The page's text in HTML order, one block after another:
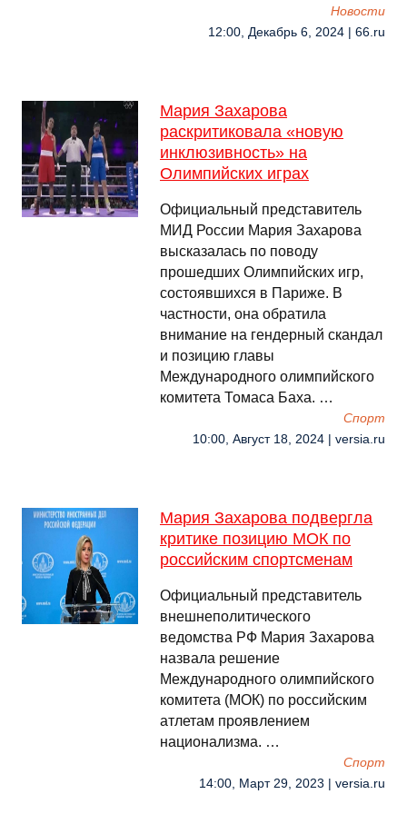
Новости
12:00, Декабрь 6, 2024 | 66.ru
Мария Захарова
раскритиковала «новую
инклюзивность» на
Олимпийских играх
Официальный представитель
МИД России Мария Захарова
высказалась по поводу
прошедших Олимпийских игр,
состоявшихся в Париже. В
частности, она обратила
внимание на гендерный скандал
и позицию главы
Международного олимпийского
комитета Томаса Баха. …
Спорт
10:00, Август 18, 2024 | versia.ru
Мария Захарова подвергла
критике позицию МОК по
российским спортсменам
Официальный представитель
внешнеполитического
ведомства РФ Мария Захарова
назвала решение
Международного олимпийского
комитета (МОК) по российским
атлетам проявлением
национализма. …
Спорт
14:00, Март 29, 2023 | versia.ru